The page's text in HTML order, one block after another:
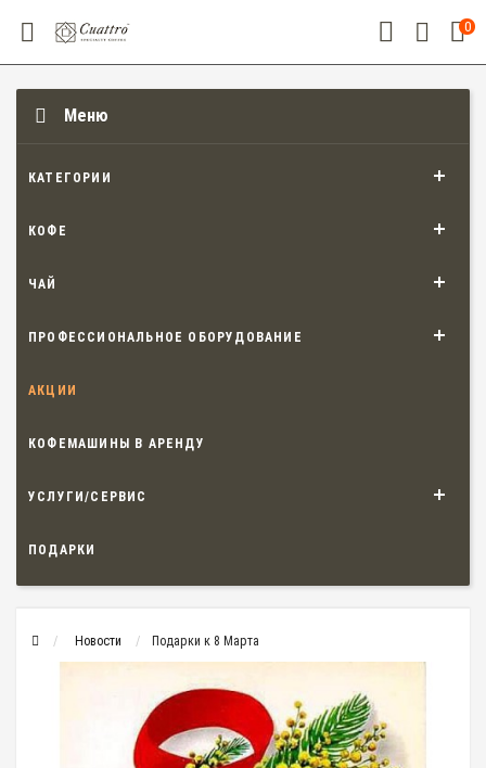
0
Меню
КАТЕГОРИИ
КОФЕ
ЧАЙ
ПРОФЕССИОНАЛЬНОЕ ОБОРУДОВАНИЕ
АКЦИИ
КОФЕМАШИНЫ В АРЕНДУ
УСЛУГИ/СЕРВИС
ПОДАРКИ
Новости Подарки к 8 Марта